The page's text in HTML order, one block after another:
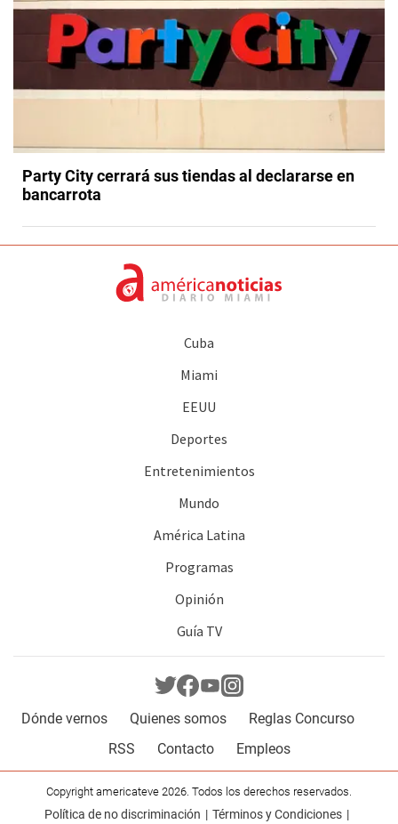
Party City cerrará sus tiendas al declararse en
bancarrota
Cuba
Miami
EEUU
Deportes
Entretenimientos
Mundo
América Latina
Programas
Opinión
Guía TV
Dónde vernos Quienes somos
Reglas Concurso
RSS
Contacto Empleos
Copyright americateve 2026. Todos los derechos reservados.
Política de no discriminación Términos y Condiciones